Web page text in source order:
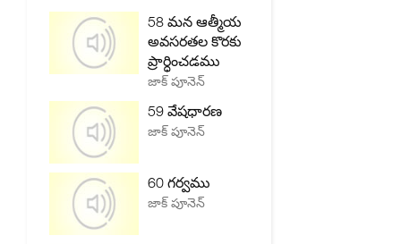
58 మన ఆత్మీయ
అవసరతల కొరకు
ప్రార్ధించడము
జాక్ పూనెన్
59 వేషధారణ
జాక్ పూనెన్
60 గర్వము
జాక్ పూనెన్